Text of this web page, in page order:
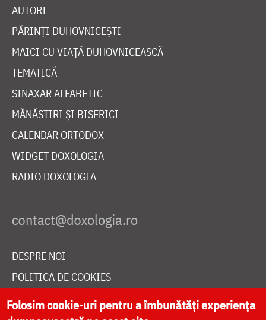
AUTORI
PĂRINȚI DUHOVNICEȘTI
MAICI CU VIAȚĂ DUHOVNICEASCĂ
TEMATICĂ
SINAXAR ALFABETIC
MĂNĂSTIRI ȘI BISERICI
CALENDAR ORTODOX
WIDGET DOXOLOGIA
RADIO DOXOLOGIA
DESPRE NOI
POLITICA DE COOKIES
DONEAZĂ ONLINE PENTRU CATEDRALA NAȚIONALĂ
Folosim cookie-uri pentru a îmbunătăți experiența